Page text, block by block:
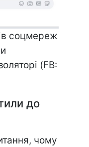
соцмереж
(FB:
до
чому